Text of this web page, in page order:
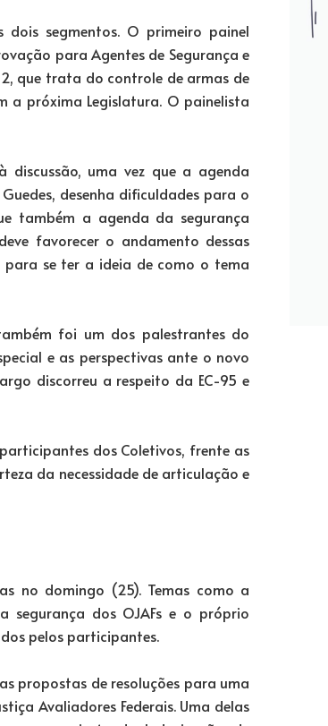
segmentos. O primeiro painel
para Agentes de Segurança e
que trata do controle de armas de
a próxima Legislatura. O painelista
uma vez que a agenda
desenha dificuldades para o
também a agenda da segurança
favorecer o andamento dessas
para se ter a ideia de como o tema
foi um dos palestrantes do
e as perspectivas ante o novo
discorreu a respeito da EC-95 e
dos Coletivos, frente as
da necessidade de articulação e
no domingo (25). Temas como a
segurança dos OJAFs e o próprio
pelos participantes.
propostas de resoluções para uma
Avaliadores Federais. Uma delas